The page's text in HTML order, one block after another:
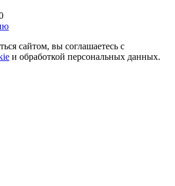
сайтом, вы соглашаетесь с
и обработкой персональных данных.